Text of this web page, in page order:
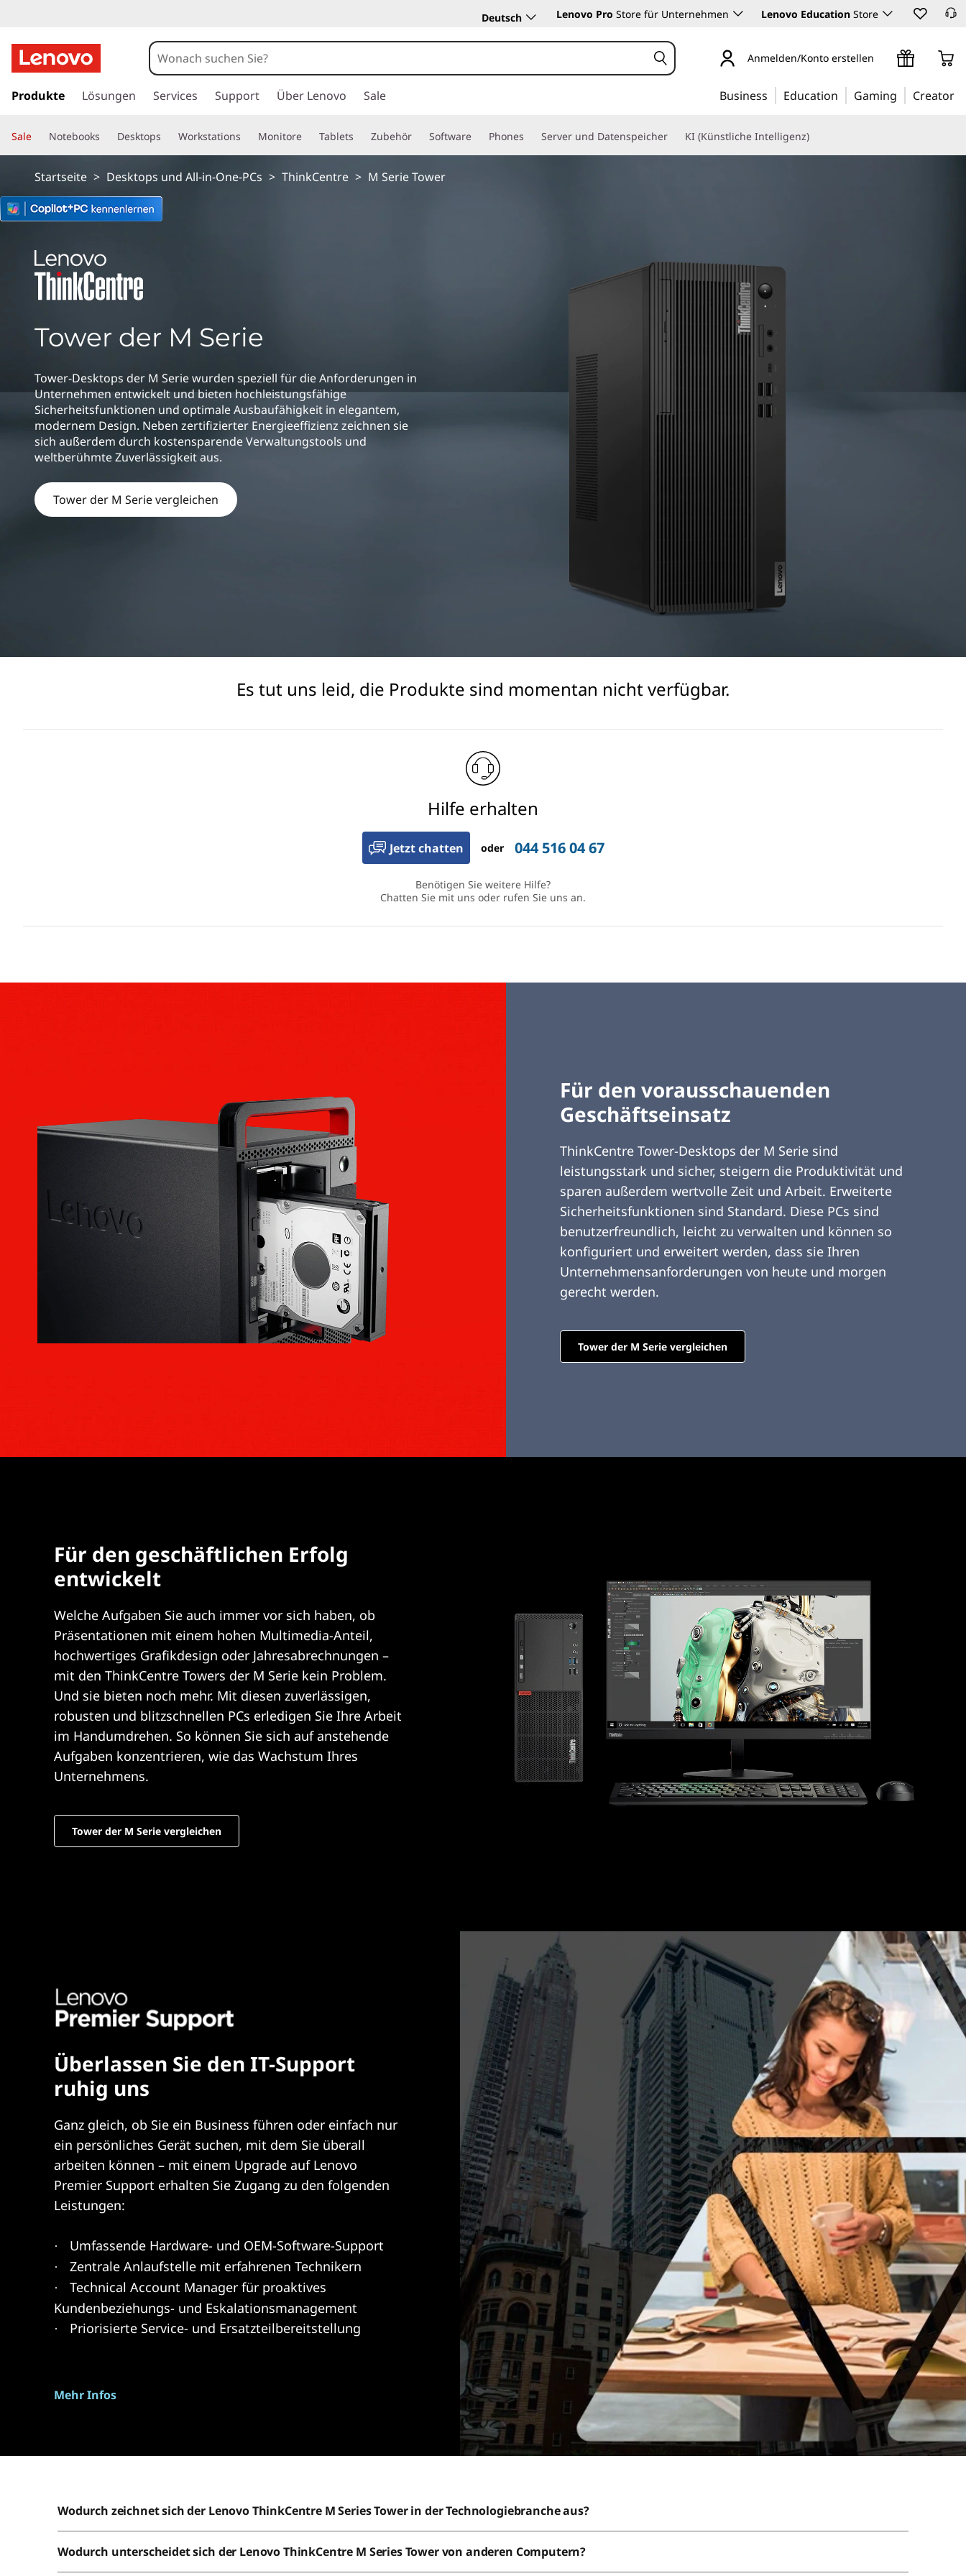
h
n
k
e
n
S
e
Deutsch Lenovo Pro Store für Unternehmen Lenovo Education Store
u
a
u
i
n
e
Anmelden/Konto erstellen
Produkte Lösungen Services Support Über Lenovo Sale Business Education Gaming Creator
Sale Notebooks Desktops Workstations Monitore Tablets Zubehör Software Phones Server und Datenspeicher KI (Künstliche Intelligenz)
Startseite > Desktops und All-in-One-PCs > ThinkCentre > M Serie Tower
Tower der M Serie
Tower-Desktops der M Serie wurden speziell für die Anforderungen in
Unternehmen entwickelt und bieten hochleistungsfähige
Sicherheitsfunktionen und optimale Ausbaufähigkeit in elegantem,
modernem Design. Neben zertifizierter Energieeffizienz zeichnen sie
sich außerdem durch kostensparende Verwaltungstools und
weltberühmte Zuverlässigkeit aus.
Tower der M Serie vergleichen
Es tut uns leid, die Produkte sind momentan nicht verfügbar.
Hilfe erhalten
Jetzt chatten oder 044 516 04 67
Benötigen Sie weitere Hilfe?
Chatten Sie mit uns oder rufen Sie uns an.
Für den vorausschauenden
Geschäftseinsatz
ThinkCentre Tower-Desktops der M Serie sind
leistungsstark und sicher, steigern die Produktivität und
sparen außerdem wertvolle Zeit und Arbeit. Erweiterte
Sicherheitsfunktionen sind Standard. Diese PCs sind
benutzerfreundlich, leicht zu verwalten und können so
konfiguriert und erweitert werden, dass sie Ihren
Unternehmensanforderungen von heute und morgen
gerecht werden.
Tower der M Serie vergleichen
Für den geschäftlichen Erfolg
entwickelt
Welche Aufgaben Sie auch immer vor sich haben, ob
Präsentationen mit einem hohen Multimedia-Anteil,
hochwertiges Grafikdesign oder Jahresabrechnungen –
mit den ThinkCentre Towers der M Serie kein Problem.
Und sie bieten noch mehr. Mit diesen zuverlässigen,
robusten und blitzschnellen PCs erledigen Sie Ihre Arbeit
im Handumdrehen. So können Sie sich auf anstehende
Aufgaben konzentrieren, wie das Wachstum Ihres
Unternehmens.
Tower der M Serie vergleichen
Überlassen Sie den IT-Support
ruhig uns
Ganz gleich, ob Sie ein Business führen oder einfach nur
ein persönliches Gerät suchen, mit dem Sie überall
arbeiten können – mit einem Upgrade auf Lenovo
Premier Support erhalten Sie Zugang zu den folgenden
Leistungen:
· Umfassende Hardware- und OEM-Software-Support
· Zentrale Anlaufstelle mit erfahrenen Technikern
·
Technical Account Manager für proaktives
Kundenbeziehungs- und Eskalationsmanagement
· Priorisierte Service- und Ersatzteilbereitstellung
Mehr Infos
Wodurch zeichnet sich der Lenovo ThinkCentre M Series Tower in der Technologiebranche aus?
Wodurch unterscheidet sich der Lenovo ThinkCentre M Series Tower von anderen Computern?